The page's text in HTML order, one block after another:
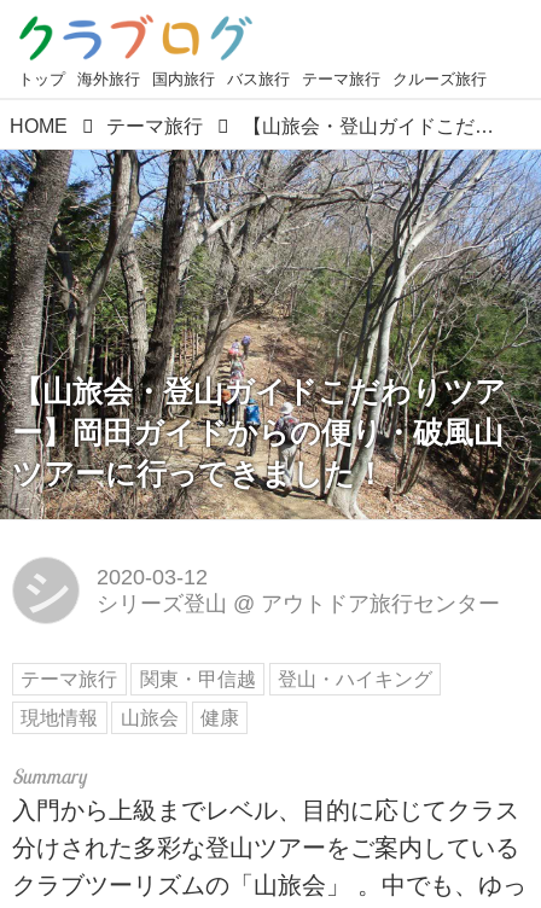
トップ 海外旅行 国内旅行 バス旅行 テーマ旅行 クルーズ旅行
HOME テーマ旅行 【山旅会・登山ガイドこだわりツアー】岡田ガイドからの便り・破風山ツアーに行ってきました！
【山旅会・登山ガイドこだわりツア
ー】岡田ガイドからの便り・破風山
ツアーに行ってきました！
シ
2020-03-12
シリーズ登山 @ アウトドア旅行センター
テーマ旅行 関東・甲信越
登山・ハイキング
現地情報
山旅会 健康
入門から上級までレベル、目的に応じてクラス
分けされた多彩な登山ツアーをご案内している
クラブツーリズムの「山旅会」 。中でも、ゆっ